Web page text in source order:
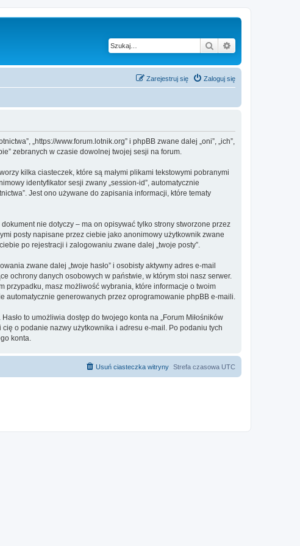
Szukaj
Zaloguj się
Zarejestruj się
„https://www.forum.lotnik.org” i phpBB zwane dalej „oni”, „ich”,
zebranych w czasie dowolnej twojej sesji na forum.
kilka ciasteczek, które są małymi plikami tekstowymi pobranymi
identyfikator sesji zwany „session-id”, automatycznie
Jest ono używane do zapisania informacji, które tematy
nie dotyczy – ma on opisywać tylko strony stworzone przez
posty napisane przez ciebie jako anonimowy użytkownik zwane
po rejestracji i zalogowaniu zwane dalej „twoje posty”.
zwane dalej „twoje hasło” i osobisty aktywny adres e-mail
ochrony danych osobowych w państwie, w którym stoi nasz serwer.
przypadku, masz możliwość wybrania, które informacje o twoim
automatycznie generowanych przez oprogramowanie phpBB e-maili.
to umożliwia dostęp do twojego konta na „Forum Miłośników
cię o podanie nazwy użytkownika i adresu e-mail. Po podaniu tych
konta.
Strefa czasowa UTC
Usuń ciasteczka witryny